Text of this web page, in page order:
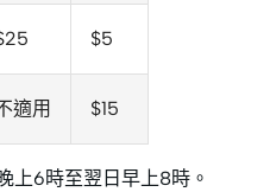
$5
適用 $15
上6時至翌日早上8時。